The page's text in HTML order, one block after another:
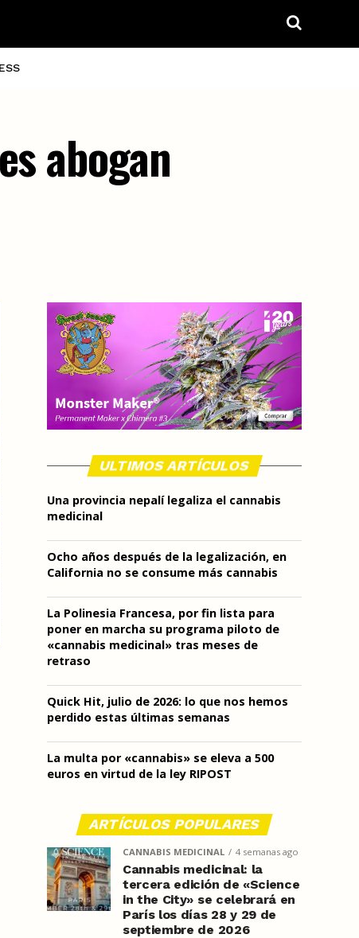
abogan
ULTIMOS ARTÍCULOS
Una provincia nepalí legaliza el cannabis
medicinal
Ocho años después de la legalización, en
California no se consume más cannabis
La Polinesia Francesa, por fin lista para
poner en marcha su programa piloto de
«cannabis medicinal» tras meses de
retraso
Quick Hit, julio de 2026: lo que nos hemos
perdido estas últimas semanas
La multa por «cannabis» se eleva a 500
euros en virtud de la ley RIPOST
ARTÍCULOS POPULARES
CANNABIS MEDICINAL 4 semanas ago
Cannabis medicinal: la
tercera edición de «Science
in the City» se celebrará en
París los días 28 y 29 de
septiembre de 2026